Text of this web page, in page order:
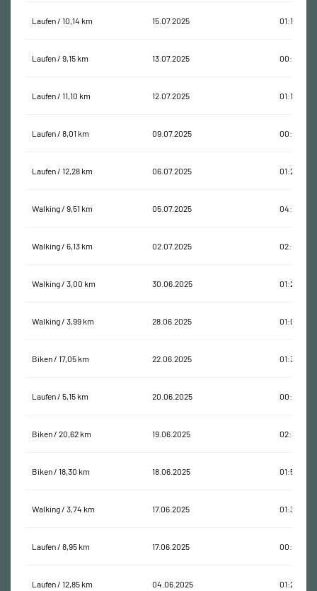
Laufen / 10,14 km 15.07.2025 01:17:38
Laufen / 9,15 km 13.07.2025 00:59:58
Laufen / 11,10 km 12.07.2025 01:16:57
Laufen / 8,01 km 09.07.2025 00:55:40
Laufen / 12,28 km 06.07.2025 01:27:57
Walking / 9,51 km 05.07.2025 04:44:34
Walking / 6,13 km 02.07.2025 02:12:04
Walking / 3,00 km 30.06.2025 01:25:52
Walking / 3,99 km 28.06.2025 01:08:25
Biken / 17,05 km 22.06.2025 01:33:45
Laufen / 5,15 km 20.06.2025 00:33:13
Biken / 20,62 km 19.06.2025 02:35:54
Biken / 18,30 km 18.06.2025 01:50:08
Walking / 3,74 km 17.06.2025 01:37:13
Laufen / 8,95 km 17.06.2025 00:54:33
Laufen / 12,85 km 04.06.2025 01:22:36